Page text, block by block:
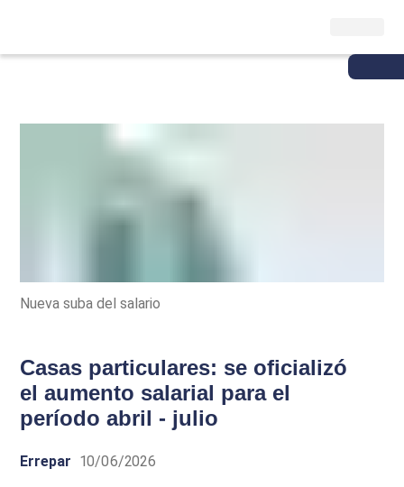
Nueva suba del salario
Casas particulares: se oficializó
el aumento salarial para el
período abril - julio
Errepar 10/06/2026